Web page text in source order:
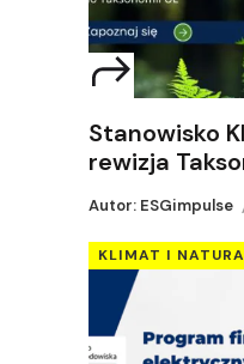
Stanowisko
rewizja
Autor: ESGimpulse
KLIMAT I NATURA